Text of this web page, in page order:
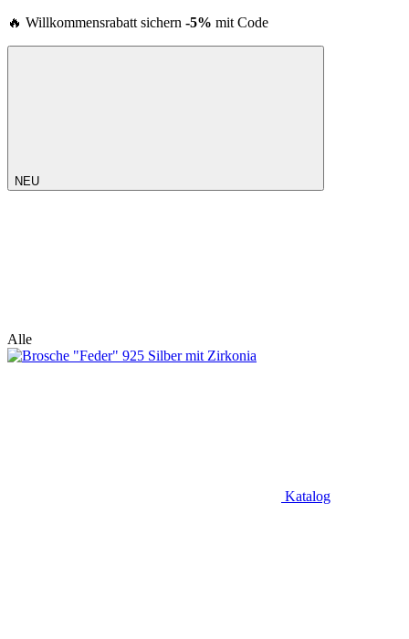
🔥 Willkommensrabatt sichern -5% mit Code
NEU
Alle
Katalog